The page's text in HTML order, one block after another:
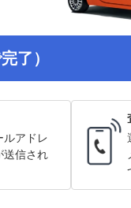
了）
ルアドレ
送信され